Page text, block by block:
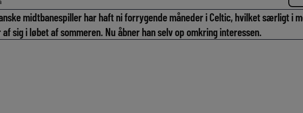
midtbanespiller har haft ni forrygende måneder i Celtic, hvilket særligt i
sig i løbet af sommeren. Nu åbner han selv op omkring interessen.